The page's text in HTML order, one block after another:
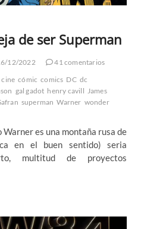
de ser Superman
12/2022
41 comentarios
cine cómic comics DC dc
gal gadot henry cavill James
superman Warner wonder
Warner es una montaña rusa de
en el buen sentido) seria
multitud de proyectos